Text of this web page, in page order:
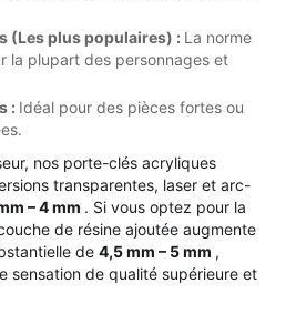
(Les plus populaires) : La norme
la plupart des personnages et
: Idéal pour des pièces fortes ou
nos porte-clés acryliques
transparentes, laser et arc-
– 4 mm . Si vous optez pour la
de résine ajoutée augmente
de 4,5 mm – 5 mm ,
sensation de qualité supérieure et